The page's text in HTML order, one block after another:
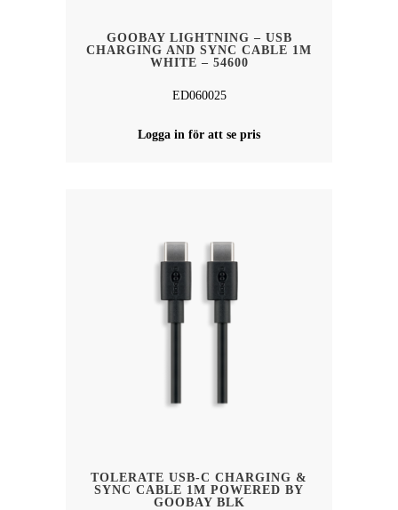
GOOBAY LIGHTNING – USB
CHARGING AND SYNC CABLE 1M
WHITE – 54600
ED060025
Logga in för att se pris
TOLERATE USB-C CHARGING &
SYNC CABLE 1M POWERED BY
GOOBAY BLK